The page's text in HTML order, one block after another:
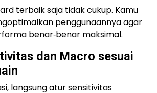
terbaik saja tidak cukup. Kamu
penggunaannya agar
benar‑benar maksimal.
dan Macro sesuai
langsung atur sensitivitas